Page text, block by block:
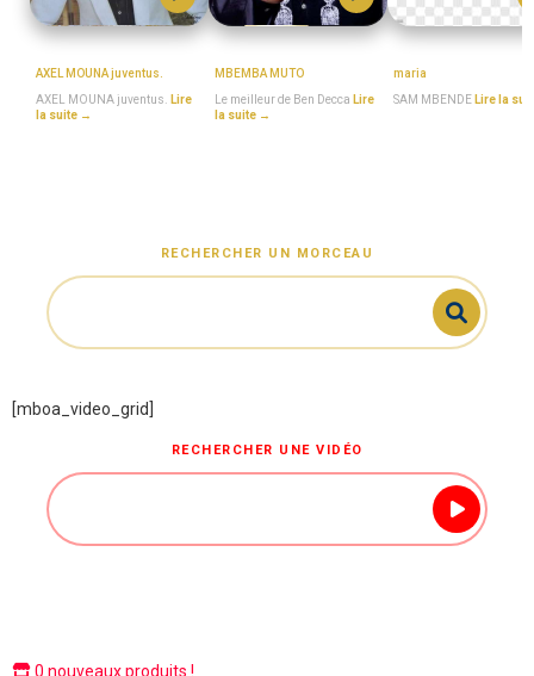
AXEL MOUNA juventus.
AXEL MOUNA juventus.
Lire
la suite →
MBEMBA MUTO
Le meilleur de Ben Decca Lire
la suite →
maria
SAM MBENDE Lire la
RECHERCHER UN MORCEAU
[mboa_video_grid]
RECHERCHER UNE VIDÉO
0 nouveaux produits !